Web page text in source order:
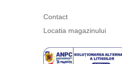
Contact
Locatia magazinului